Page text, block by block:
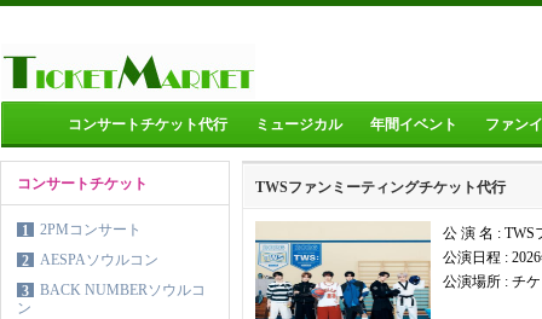
コンサートチケット代行 ミュージカル 年間イベント ファン
コンサートチケット
1
2PMコンサート
2
AESPAソウルコン
3
BACK NUMBERソウルコ
ン
TWSファンミーティングチケット代行
公 演 名 : TWS
公演日程 :
公演場所 : チ